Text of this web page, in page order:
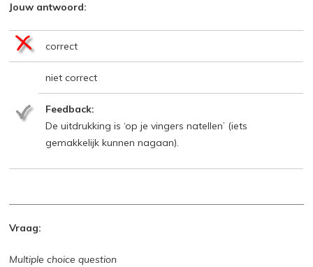
Jouw antwoord:
correct
niet correct
Feedback:
De uitdrukking is ‘op je vingers natellen’ (iets
gemakkelijk kunnen nagaan).
Vraag:
Multiple choice question